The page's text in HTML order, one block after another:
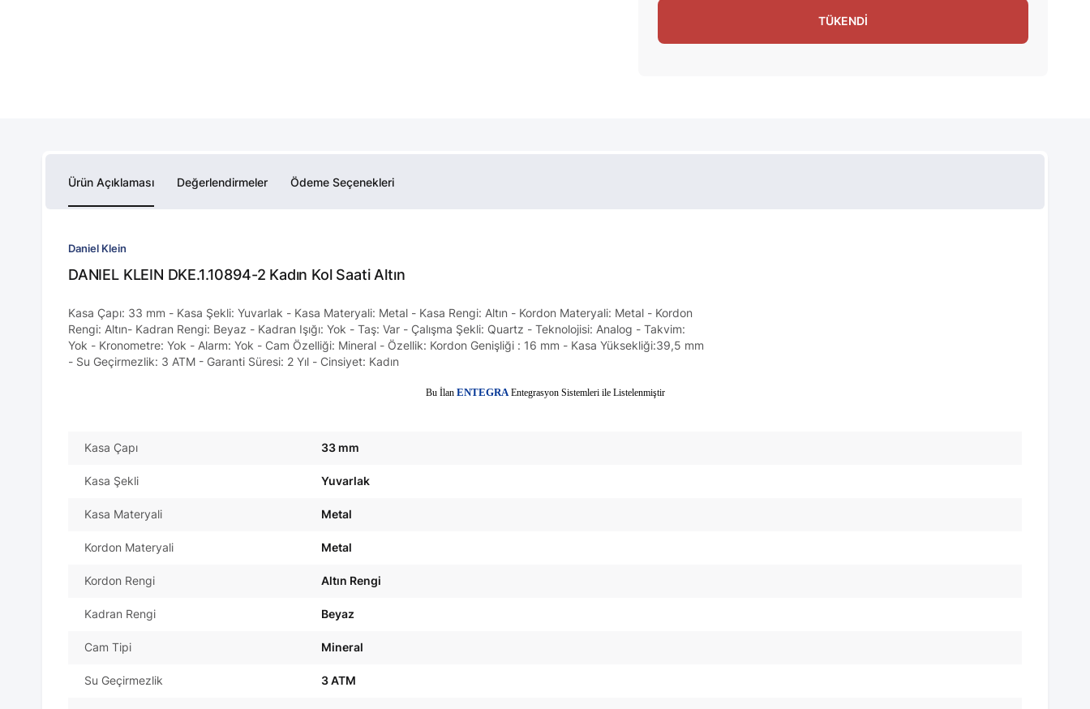
TÜKENDİ
Ürün Açıklaması Değerlendirmeler Ödeme Seçenekleri
Daniel Klein
DANIEL KLEIN DKE.1.10894-2 Kadın Kol Saati Altın
Kasa Çapı: 33 mm - Kasa Şekli: Yuvarlak - Kasa Materyali: Metal - Kasa Rengi: Altın - Kordon Materyali: Metal - Kordon
Rengi: Altın- Kadran Rengi: Beyaz - Kadran Işığı: Yok - Taş: Var - Çalışma Şekli: Quartz - Teknolojisi: Analog - Takvim:
Yok - Kronometre: Yok - Alarm: Yok - Cam Özelliği: Mineral - Özellik: Kordon Genişliği : 16 mm - Kasa Yüksekliği:39,5 mm
- Su Geçirmezlik: 3 ATM - Garanti Süresi: 2 Yıl - Cinsiyet: Kadın
Bu İlan ENTEGRAEntegrasyon Sistemleri ile Listelenmiştir
Kasa Çapı 33 mm
Kasa Şekli Yuvarlak
Kasa Materyali Metal
Kordon Materyali Metal
Kordon Rengi Altın Rengi
Kadran Rengi Beyaz
Cam Tipi Mineral
Su Geçirmezlik 3 ATM